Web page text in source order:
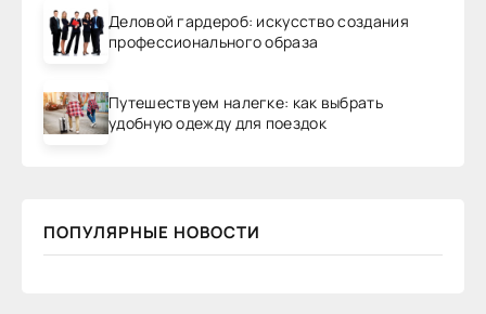
Деловой гардероб: искусство создания
профессионального образа
Путешествуем налегке: как выбрать
удобную одежду для поездок
ПОПУЛЯРНЫЕ НОВОСТИ